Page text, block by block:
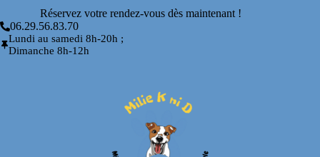
Réservez votre rendez-vous dès maintenant !
06.29.56.83.70
Lundi au samedi 8h-20h ;
Dimanche 8h-12h